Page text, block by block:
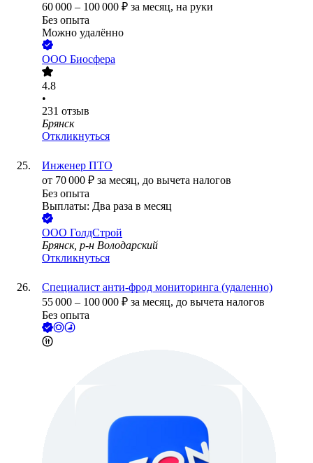
60 000 – 100 000 ₽ за месяц, на руки
Без опыта
Можно удалённо
ООО Биосфера
4.8
•
231 отзыв
Брянск
Откликнуться
Инженер ПТО
от 70 000 ₽ за месяц, до вычета налогов
Без опыта
Выплаты: Два раза в месяц
ООО ГолдСтрой
Брянск, р-н Володарский
Откликнуться
Специалист анти-фрод мониторинга (удаленно)
55 000 – 100 000 ₽ за месяц, до вычета налогов
Без опыта